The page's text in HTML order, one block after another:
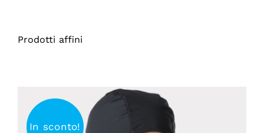
Prodotti affini
In sconto!